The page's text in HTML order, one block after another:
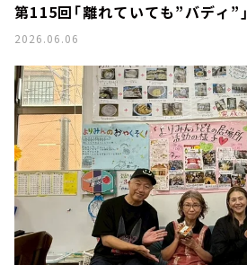
第115回「離れていても”バディ”」
2026.06.06